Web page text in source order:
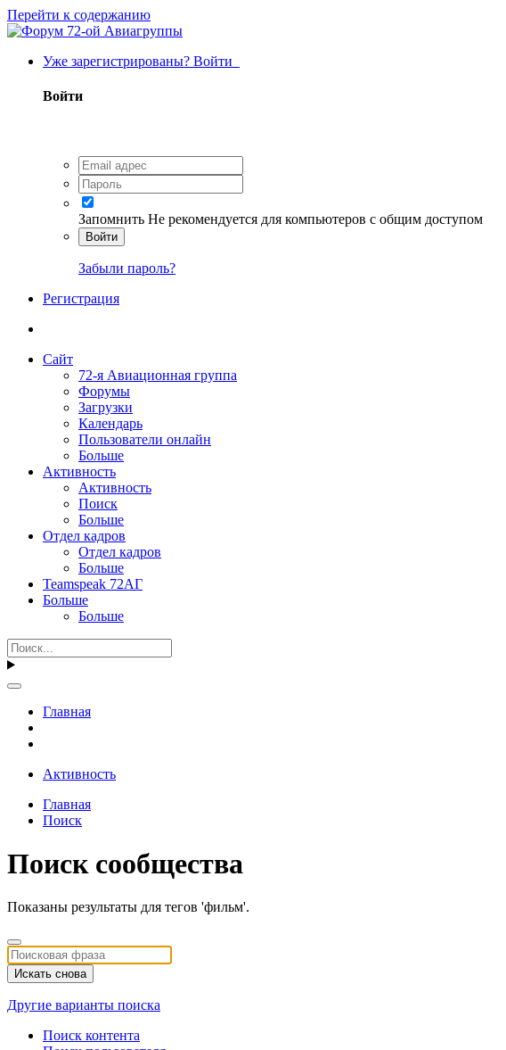
Перейти к содержанию
Уже зарегистрированы? Войти
Войти
Запомнить Не рекомендуется для компьютеров с общим доступом
Войти
Забыли пароль?
Регистрация
Сайт
72-я Авиационная группа
Форумы
Загрузки
Календарь
Пользователи онлайн
Больше
Активность
Активность
Поиск
Больше
Отдел кадров
Отдел кадров
Больше
Teamspeak 72АГ
Больше
Больше
Главная
Активность
Главная
Поиск
Поиск сообщества
Показаны результаты для тегов 'фильм'.
Искать снова
Другие варианты поиска
Поиск контента